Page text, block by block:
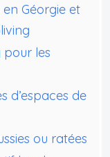
en Géorgie et
pour les
d’espaces de
ou ratées